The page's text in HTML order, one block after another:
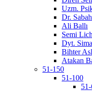
Uzm.
Dr.
Ali Ballı
Semi
Dyt.
Bihter
Atakan
51-150
51-100